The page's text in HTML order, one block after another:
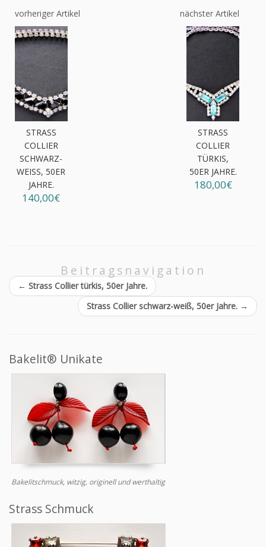
vorheriger Artikel
STRASS
COLLIER
SCHWARZ-
WEISS, 50ER J
AHRE.
140,00€
nächster Artikel
STRASS
COLLIER
TÜRKIS,
50ER JAHRE.
180,00€
Beitragsnavigation
← Strass Collier türkis, 50er Jahre.
Strass Collier schwarz-weiß, 50er Jahre. →
Bakelit® Unikate
Bakelitschmuck, witzig, originell und werthaltig
Strass Schmuck